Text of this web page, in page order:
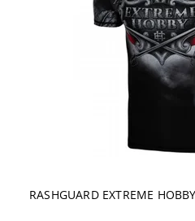
RASHGUARD EXTREME